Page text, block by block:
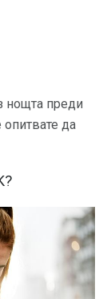
нощта преди
опитвате да